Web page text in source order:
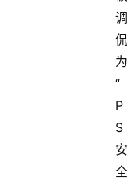
调
侃
为
“
P
S
安
全